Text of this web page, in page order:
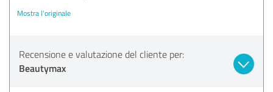
Mostra l'originale
Recensione e valutazione del cliente per:
Beautymax